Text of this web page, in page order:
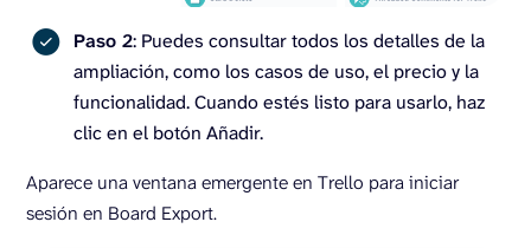
Paso 2: Puedes consultar todos los detalles de la
ampliación, como los casos de uso, el precio y la
funcionalidad. Cuando estés listo para usarlo, haz
clic en el botón Añadir.
Aparece una ventana emergente en Trello para iniciar
sesión en Board Export.